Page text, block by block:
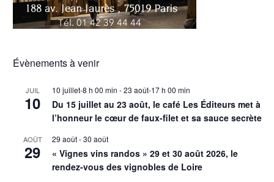
Évènements à venir
JUIL
10
10 juillet-8 h 00 min -23 août-17 h 00 min
Du 15 juillet au 23 août, le café Les Éditeurs met à
l’honneur le cœur de faux-filet et sa sauce secrète
AOÛT
29
29 août-30 août
« Vignes vins randos » 29 et 30 août 2026, le
rendez-vous des vignobles de Loire